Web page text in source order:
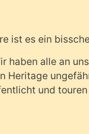
ist es ein
haben alle an
Heritage
und